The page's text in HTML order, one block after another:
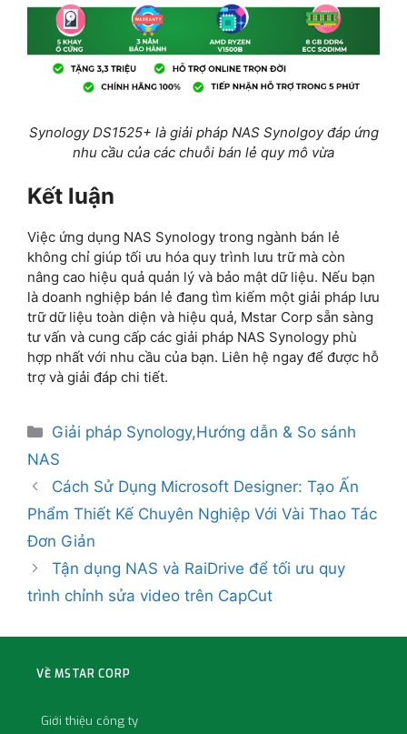
Synology DS1525+ là giải pháp NAS Synolgoy đáp ứng
nhu cầu của các chuỗi bán lẻ quy mô vừa
Kết luận
Việc ứng dụng NAS Synology trong ngành bán lẻ
không chỉ giúp tối ưu hóa quy trình lưu trữ mà còn
nâng cao hiệu quả quản lý và bảo mật dữ liệu. Nếu bạn
là doanh nghiệp bán lẻ đang tìm kiếm một giải pháp lưu
trữ dữ liệu toàn diện và hiệu quả, Mstar Corp sẵn sàng
tư vấn và cung cấp các giải pháp NAS Synology phù
hợp nhất với nhu cầu của bạn. Liên hệ ngay để được hỗ
trợ và giải đáp chi tiết.
Giải pháp Synology,Hướng dẫn & So sánh
NAS
Cách Sử Dụng Microsoft Designer: Tạo Ấn
Phẩm Thiết Kế Chuyên Nghiệp Với Vài Thao Tác
Đơn Giản
Tận dụng NAS và RaiDrive để tối ưu quy
trình chỉnh sửa video trên CapCut
VỀ MSTAR CORP
Giới thiệu công ty